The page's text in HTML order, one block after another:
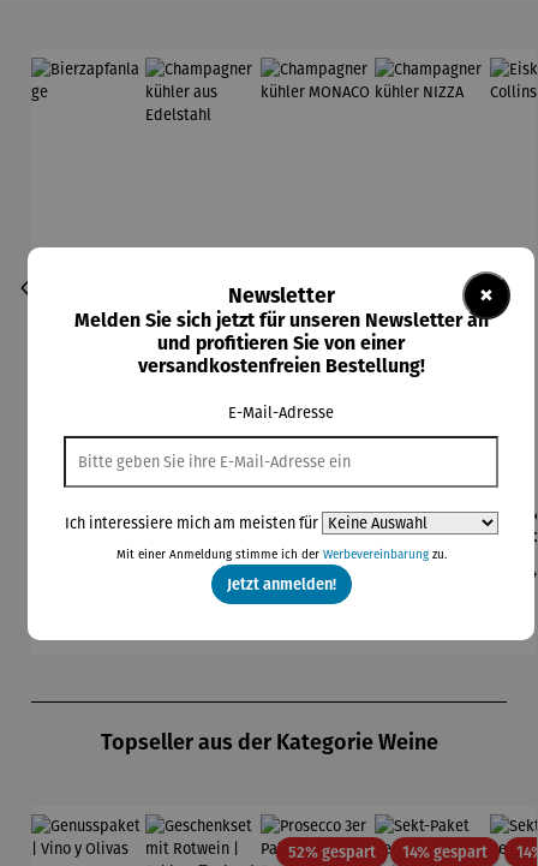
Bierzapfa
Champagn
aus
Edelstahl
Regulärer Preis:
59,95 €
Champagn
erkühler
MONACO
Regulärer Preis:
249,00 €
Champagn
erkühler
NIZZA
Topseller aus der Kategorie Weine
52% gespartRabatt14% gespartRabatt
×
Newsletter
Melden Sie sich jetzt für unseren Newsletter an
und profitieren Sie von einer
versandkostenfreien Bestellung!
E-Mail-Adresse
Ich interessiere mich am meisten für
Mit einer Anmeldung stimme ich der Werbevereinbarungzu.
Jetzt anmelden!